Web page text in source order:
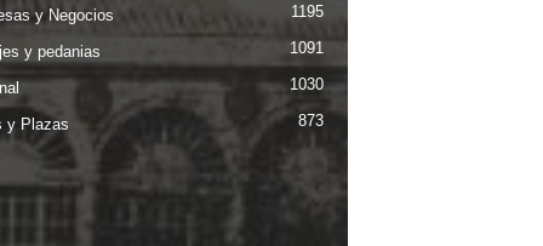
y Negocios 1195
y pedanias 1091
1030
y Plazas 873